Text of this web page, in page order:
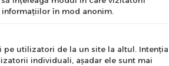
Schiruile mai inalte
sunt
intermediar, intrucat ofera viraje
în mod anonim.
utilizatori de la un site la altul. Intenţia
individuali, aşadar ele sunt mai